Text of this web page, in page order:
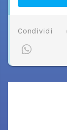
Condividi